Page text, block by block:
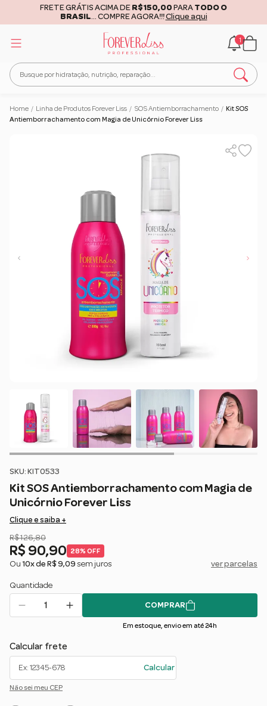
FRETE GRÁTIS ACIMA DE R$150,00 PARA TODO O
BRASIL ... COMPRE AGORA!!!Clique aqui
1
Home / Linha de Produtos Forever Liss / SOS Antiemborrachamento / Kit SOS
Antiemborrachamento com Magia de Unicórnio Forever Liss
SKU: KIT0533
Kit SOS Antiemborrachamento com Magia de
Unicórnio Forever Liss
Clique e saiba +
R$ 126,80
R$ 90,90 28% OFF
Ou 10x de R$ 9,09 sem juros ver parcelas
Quantidade
COMPRAR
Em estoque, envio em até 24h
Calcular frete
Calcular
Não sei meu CEP